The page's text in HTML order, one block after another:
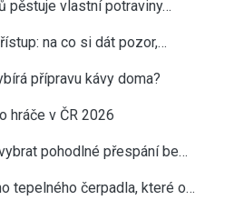
pěstuje vlastní potraviny…
na co si dát pozor,…
přípravu kávy doma?
hráče v ČR 2026
pohodlné přespání be…
tepelného čerpadla, které o…